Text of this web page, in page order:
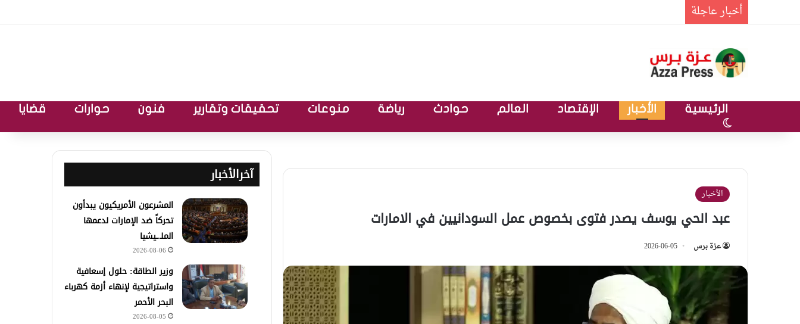
أخبار عاجلة
الرئيسية الأخبار الإقتصاد العالم حوادث رياضة منوعات تحقيقات وتقارير فنون حوارات قضايا
الوضع المظلم
الأخبار
عبد الحي يوسف يصدر فتوى بخصوص عمل السودانيين في الامارات
عزة برس 2026-06-05
آخرالأخبار
المشرعون الأمريكيون يبدأون
تحركاً ضد الإمارات لدعمها
الملـ.ـيشيا
2026-08-06
وزير الطاقة: حلول إسعافية
واستراتيجية لإنهاء أزمة كهرباء
البحر الأحمر
2026-08-05